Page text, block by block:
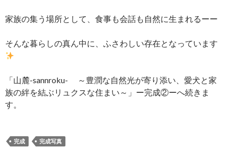
家族の集う場所として、食事も会話も自然に生まれるーー
そんな暮らしの真ん中に、ふさわしい存在となっています
「山麓-sannroku- ～豊潤な自然光が寄り添い、愛犬と家
族の絆を結ぶリュクスな住まい～」ー完成②ーへ続きま
す。
完成 完成写真